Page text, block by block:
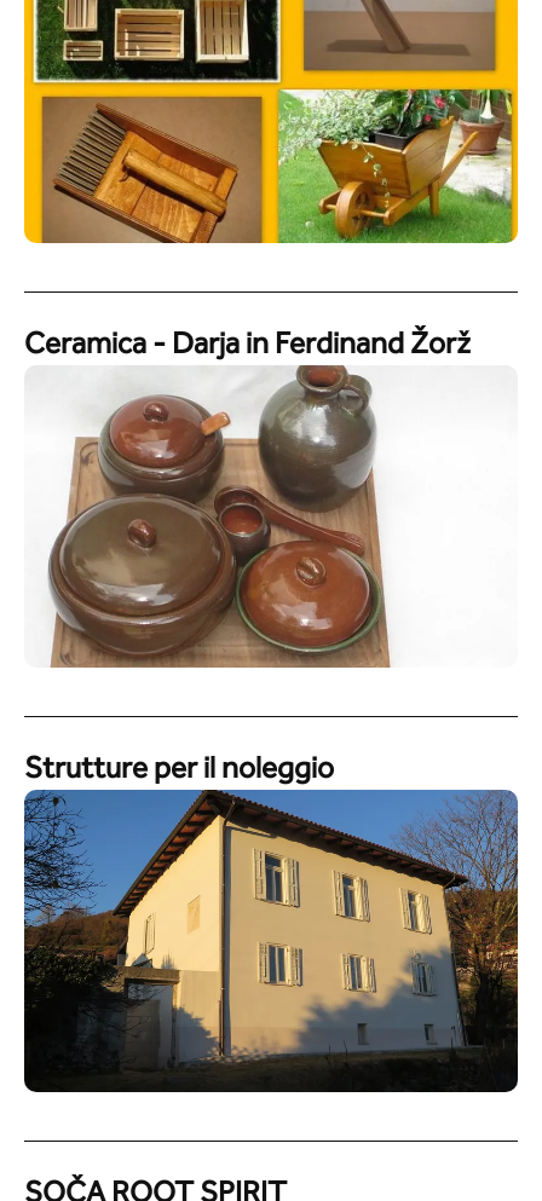
Ceramica - Darja in Ferdinand Žorž
Strutture per il noleggio